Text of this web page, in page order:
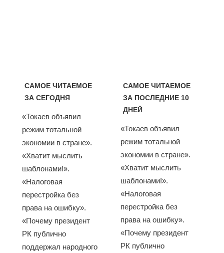
САМОЕ ЧИТАЕМОЕ
ЗА СЕГОДНЯ
«Токаев объявил
режим тотальной
экономии в стране».
«Хватит мыслить
шаблонами!».
«Налоговая
перестройка без
права на ошибку».
«Почему президент
РК публично
поддержал народного
САМОЕ ЧИТАЕМОЕ
ЗА ПОСЛЕДНИЕ 10
ДНЕЙ
«Токаев объявил
режим тотальной
экономии в стране».
«Хватит мыслить
шаблонами!».
«Налоговая
перестройка без
права на ошибку».
«Почему президент
РК публично